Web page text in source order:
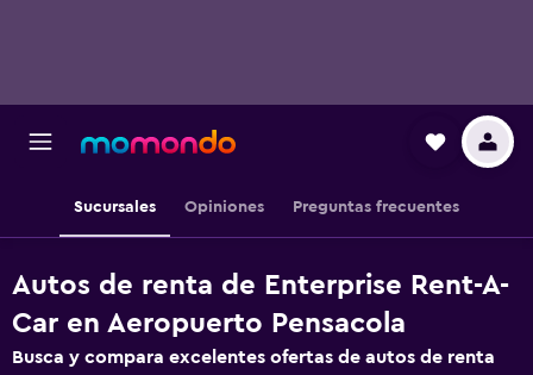
Sucursales Opiniones Preguntas frecuentes
Autos de renta de Enterprise Rent-A-
Car en Aeropuerto Pensacola
Busca y compara excelentes ofertas de autos de renta